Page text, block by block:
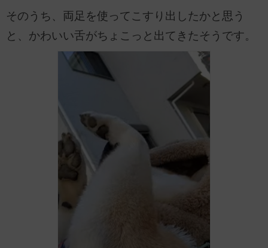
そのうち、両足を使ってこすり出したかと思う
と、かわいい舌がちょこっと出てきたそうです。